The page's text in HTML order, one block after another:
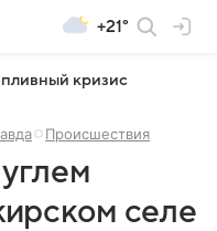
+21°
кризис
Происшествия
селе